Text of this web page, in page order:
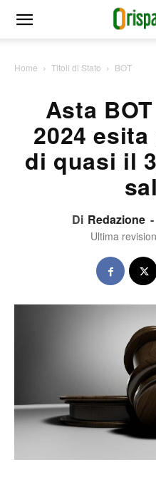
Home Titoli di Stato BOT
Asta
2024
di quasi il
Di Redazione -
Ultima